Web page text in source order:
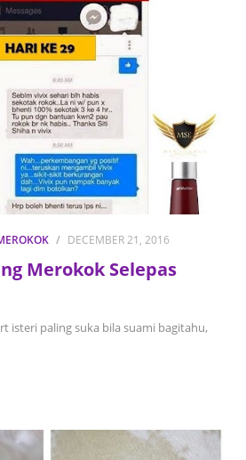
DECEMBER 21, 2016
Merokok Selepas
isteri paling suka bila suami bagitahu,